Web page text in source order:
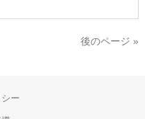
後のページ »
ー